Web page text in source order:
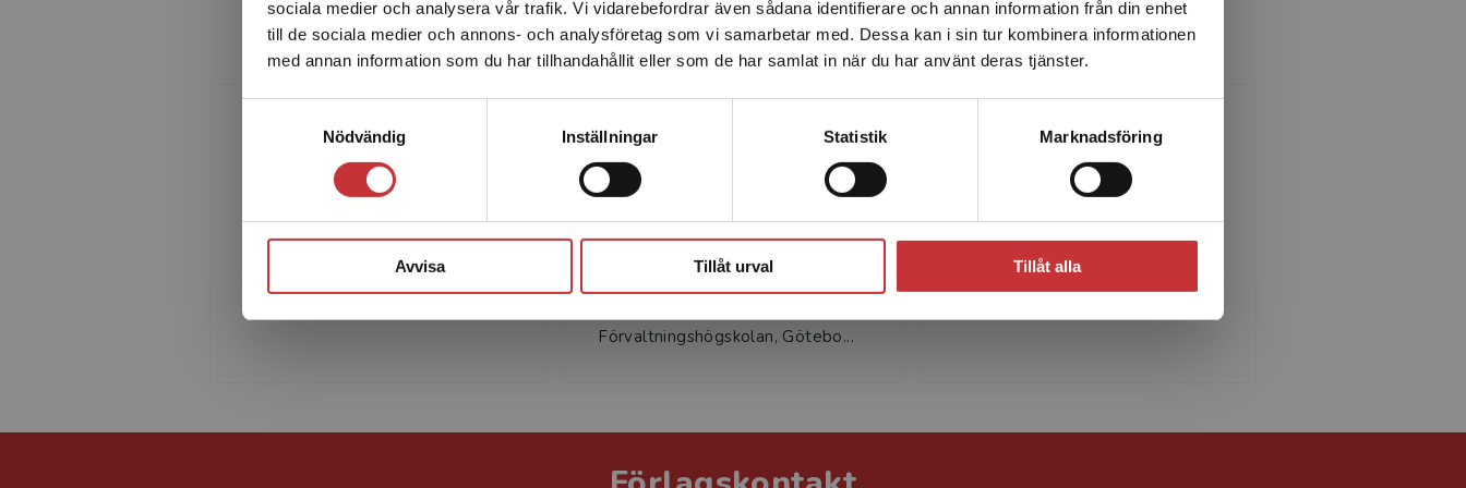
sociala medier och analysera vår trafik. Vi vidarebefordrar även sådana identifierare och annan information från din enhet
till de sociala medier och annons- och analysföretag som vi samarbetar med. Dessa kan i sin tur kombinera informationen
med annan information som du har tillhandahållit eller som de har samlat in när du har använt deras tjänster.
Nödvändig
Inställningar Statistik Marknadsföring
Avvisa Tillåt urval Tillåt alla
enhet utanför Sverige. Vi erbjuder inte leveranser utanför
Sverige. För att kunna slutföra ett köp måste
leveransadressen vara i Sverige.Läs mer
Svante Körner
har stor erfarenhet av praktiskt
Handelshögskolan vid Göteborgs
Förvaltningshögskolan, Götebo...
Lars Wahlgren
har medverkat i flera läroböcker i